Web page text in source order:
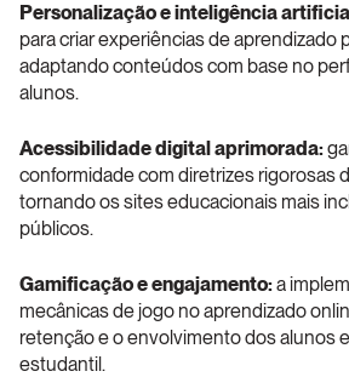
Personalização e inteligência
para criar experiências de aprendizado
adaptando conteúdos com base no
alunos.
Acessibilidade digital aprimorada:
conformidade com diretrizes rigorosas
tornando os sites educacionais mais
públicos.
Gamificação e engajamento: a
mecânicas de jogo no aprendizado
retenção e o envolvimento dos alunos
estudantil.